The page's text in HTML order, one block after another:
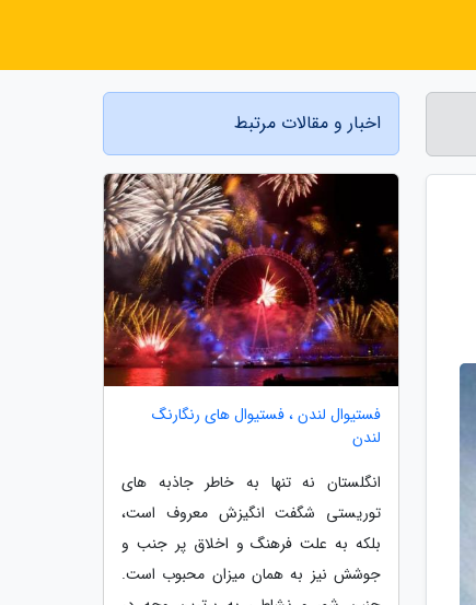
اخبار و مقالات مرتبط
فستیوال لندن ، فستیوال های رنگارنگ
لندن
انگلستان نه تنها به خاطر جاذبه های
توریستی شگفت انگیزش معروف است،
بلکه به علت فرهنگ و اخلاق پر جنب و
جوشش نیز به همان میزان محبوب است.